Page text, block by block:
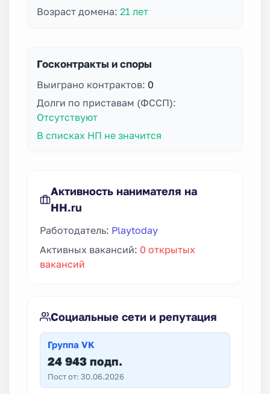
Возраст домена: 21 лет
Госконтракты и споры
Выиграно контрактов: 0
Долги по приставам (ФССП):
Отсутствуют
В списках НП не значится
Активность нанимателя на
HH.ru
Работодатель: Playtoday
Активных вакансий: 0 открытых
вакансий
Социальные сети и репутация
Группа VK
24 943 подп.
Пост от: 30.06.2026